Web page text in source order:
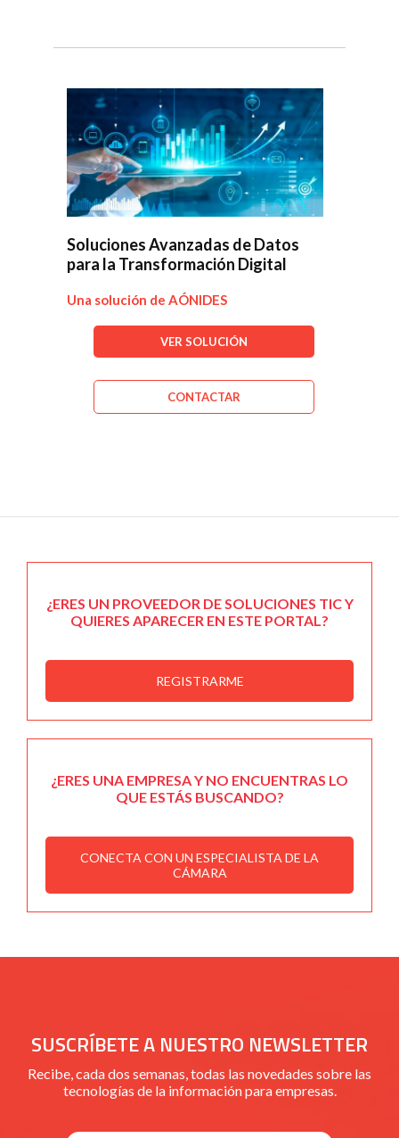
Soluciones Avanzadas de Datos
para la Transformación Digital
Una solución de AÓNIDES
VER SOLUCIÓN
CONTACTAR
¿ERES UN PROVEEDOR DE SOLUCIONES TIC Y
QUIERES APARECER EN ESTE PORTAL?
REGISTRARME
¿ERES UNA EMPRESA Y NO ENCUENTRAS LO
QUE ESTÁS BUSCANDO?
CONECTA CON UN ESPECIALISTA DE LA
CÁMARA
SUSCRÍBETE A NUESTRO NEWSLETTER
Recibe, cada dos semanas, todas las novedades sobre las
tecnologías de la información para empresas.